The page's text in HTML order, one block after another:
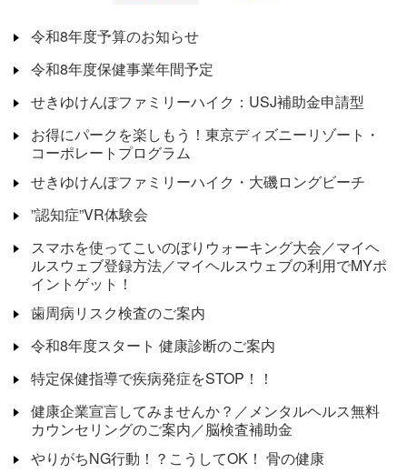
令和8年度予算のお知らせ
令和8年度保健事業年間予定
せきゆけんぽファミリーハイク：USJ補助金申請型
お得にパークを楽しもう！東京ディズニーリゾート・
コーポレートプログラム
せきゆけんぽファミリーハイク・大磯ロングビーチ
”認知症”VR体験会
スマホを使ってこいのぼりウォーキング大会／マイヘ
ルスウェブ登録方法／マイヘルスウェブの利用でMYポ
イントゲット！
歯周病リスク検査のご案内
令和8年度スタート 健康診断のご案内
特定保健指導で疾病発症をSTOP！！
健康企業宣言してみませんか？／メンタルヘルス無料
カウンセリングのご案内／脳検査補助金
やりがちNG行動！？こうしてOK！ 骨の健康